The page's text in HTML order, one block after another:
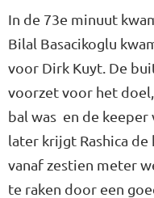
In de 73e minuut
Bilal Basacikoglu
voor Dirk Kuyt. De
voorzet voor het
bal was en de keeper
later krijgt Rashica de
vanaf zestien meter
te raken door een